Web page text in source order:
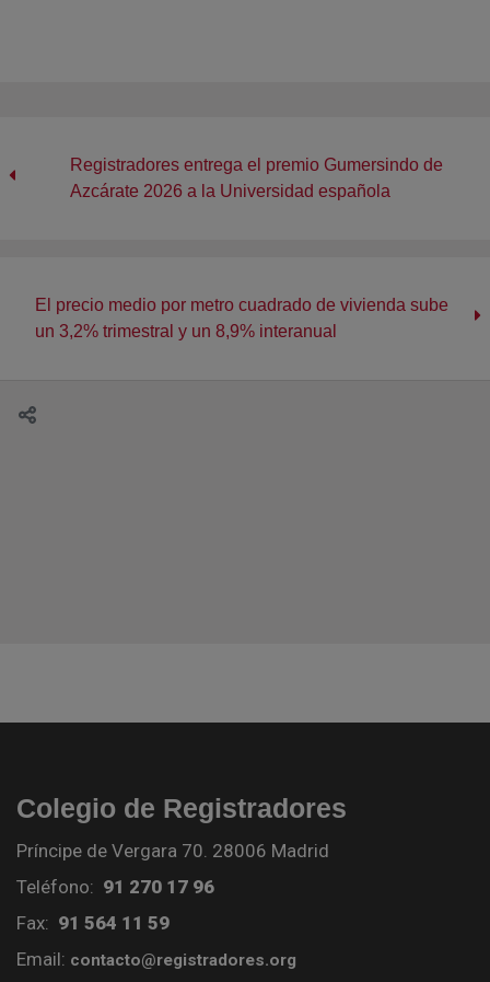
Registradores entrega el premio Gumersindo de
Azcárate 2026 a la Universidad española
El precio medio por metro cuadrado de vivienda sube
un 3,2% trimestral y un 8,9% interanual
Colegio de Registradores
Príncipe de Vergara 70. 28006 Madrid
Teléfono: 91 270 17 96
Fax: 91 564 11 59
Email: contacto@registradores.org